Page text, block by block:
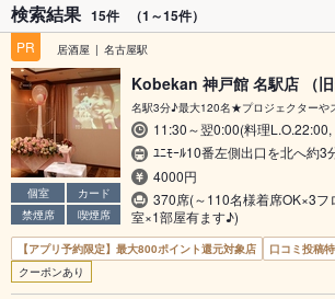
検索結果 15件 （1～15件）
PR 居酒屋 名古屋駅
個室
カード
禁煙席
喫煙席
Kobekan 神戸館 名駅店 （旧
名駅3分♪最大120名★プロジェクターや
11:30～翌0:00(料理
ﾕﾆﾓｰﾙ10番左側出口を北へ約3
4000円
370席(～110名様着席OK×3フ
室×1部屋有ます♪)
【アプリ予約限定】最大800ポイント還元対象店 口コミ投稿
クーポンあり